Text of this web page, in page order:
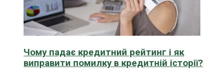
Чому падає кредитний рейтинг і як
виправити помилку в кредитній історії?